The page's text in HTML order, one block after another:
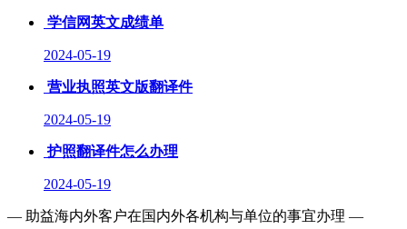
学信网英文成绩单
2024-05-19
营业执照英文版翻译件
2024-05-19
护照翻译件怎么办理
2024-05-19
— 助益海内外客户在国内外各机构与单位的事宜办理 —